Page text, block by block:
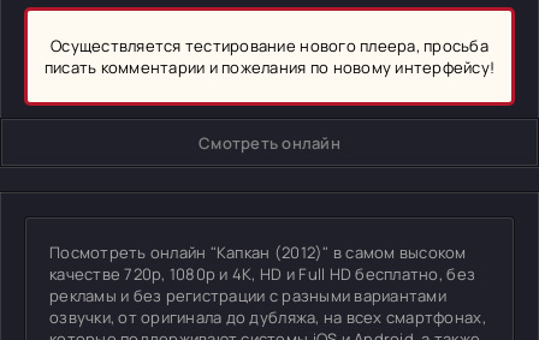
Осуществляется тестирование нового плеера, просьба
писать комментарии и пожелания по новому интерфейсу!
Смотреть онлайн
Посмотреть онлайн "Капкан (2012)" в самом высоком
качестве 720p, 1080p и 4K, HD и Full HD бесплатно, без
рекламы и без регистрации с разными вариантами
озвучки, от оригинала до дубляжа, на всех смартфонах,